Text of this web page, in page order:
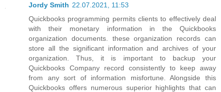
Jordy Smith 22.07.2021, 11:53
Quickbooks programming permits clients to effectively deal
with their monetary information in the Quickbooks
organization documents. these organization records can
store all the significant information and archives of your
organization. Thus, it is important to backup your
Quickbooks Company record consistently to keep away
from any sort of information misfortune. Alongside this
Quickbooks offers numerous superior highlights that can